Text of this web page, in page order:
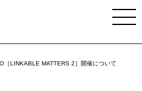
LINKABLE MATTERS 2］開催について